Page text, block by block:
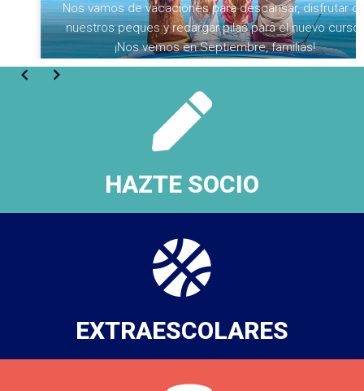
Nos vamos de vacaciones para descansar, disfrutar de
nuestros peques y recargar pilas para el nuevo curso.
¡Nos vemos en Septiembre, familias!
HAZTE SOCIO
EXTRAESCOLARES